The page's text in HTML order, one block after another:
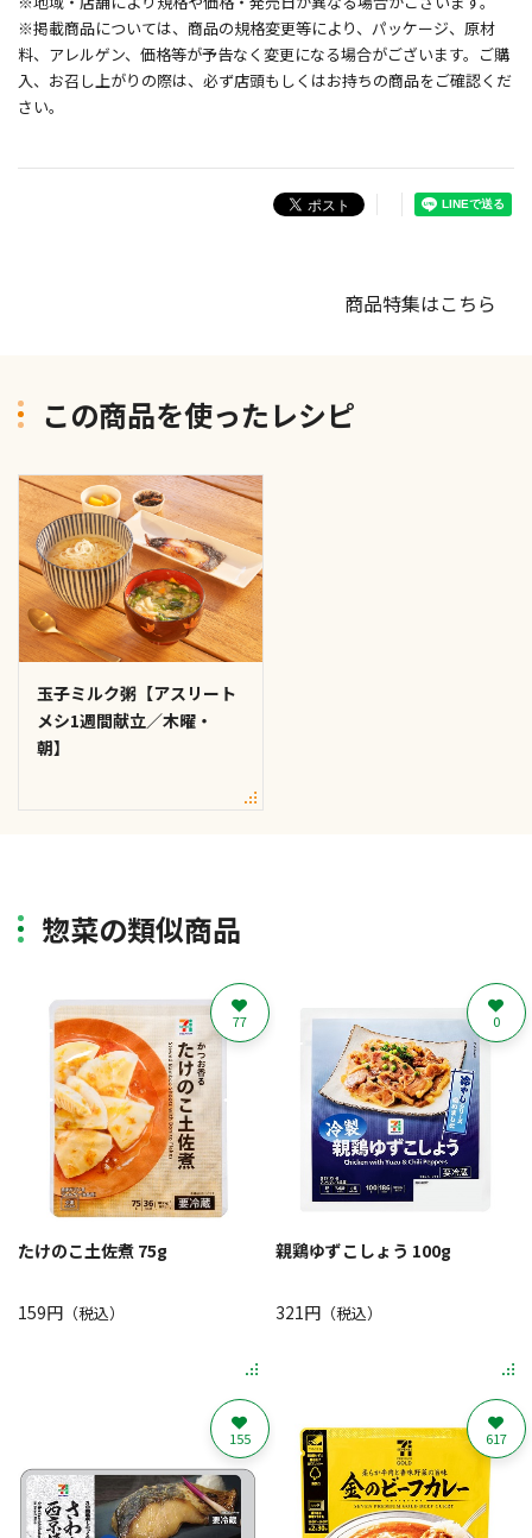
※掲載商品については、商品の規格変更等により、パッケージ、原材
料、アレルゲン、価格等が予告なく変更になる場合がございます。ご購
入、お召し上がりの際は、必ず店頭もしくはお持ちの商品をご確認くだ
さい。
商品特集はこちら
この商品を使ったレシピ
玉子ミルク粥【アスリート
メシ1週間献立／木曜・
朝】
惣菜の類似商品
たけのこ土佐煮 75g
159円 （税込）
77
親鶏ゆずこしょう 100g
321円（税込）
0
155 617